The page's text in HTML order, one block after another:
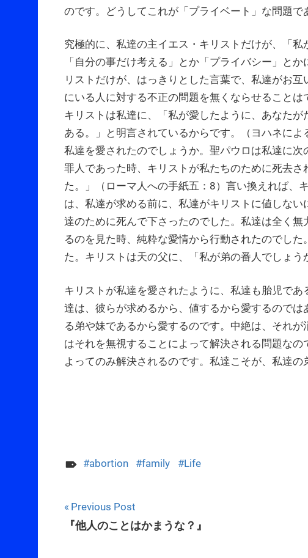
のです。どうしてこれが「プライベート」な問題で
究極的に、私達の主イエス・キリストだけが、「私
「自分の事だけ考える」とか「プライバシー」と
リストだけが、はっきりとした言葉で、私達がお
にいる人に対する不正の問題を無くならせることは
キリストは私達に、「私が愛したように、あなた
ある。」と明言されているからです。（ヨハネに
私達を愛されたのでしょうか。聖パウロは私達に
罪人であった時、キリストが私たちのために死去
た。」（ローマ人への手紙五：8）言い換えれば、
は、私達が求める前に、私達がキリストに値しな
達のために死んで下さったのでした。私達は全く
るのを見た時、純粋な愛情から行動されたのでし
た。キリストは天の父に、「私が弟の番人でしょう
キリストが私達を愛されたように、私達も胎児で
達は、彼らが求めるから、値するから愛するので
る弟や妹であるから愛するのです。中絶は、それ
はそれを無視することによって解決される問題な
よってのみ解決されるのです。私達こそが、私達の
abortion family Life
Post
navigation
Previous Post
『他人のことはかまうな？』